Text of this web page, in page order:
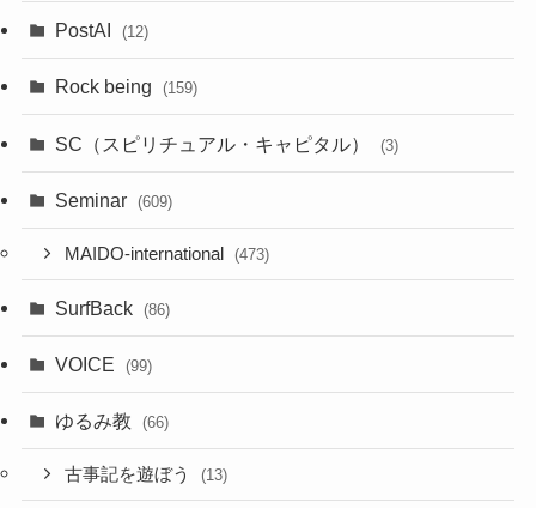
PostAI (12)
Rock being (159)
SC（スピリチュアル・キャピタル） (3)
Seminar (609)
MAIDO-international (473)
SurfBack (86)
VOICE (99)
ゆるみ教 (66)
古事記を遊ぼう (13)